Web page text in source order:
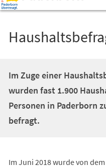
Im Zuge einer
wurden fast 1.900
Personen in Paderborn
befragt.
Im Juni 2018 wurde von